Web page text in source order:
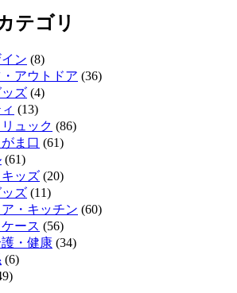
テゴリ
ン (8)
アウトドア (36)
ズ (4)
(13)
ュック (86)
ま口 (61)
(61)
ッズ (20)
ズ (11)
・キッチン (60)
ース (56)
・健康 (34)
(6)